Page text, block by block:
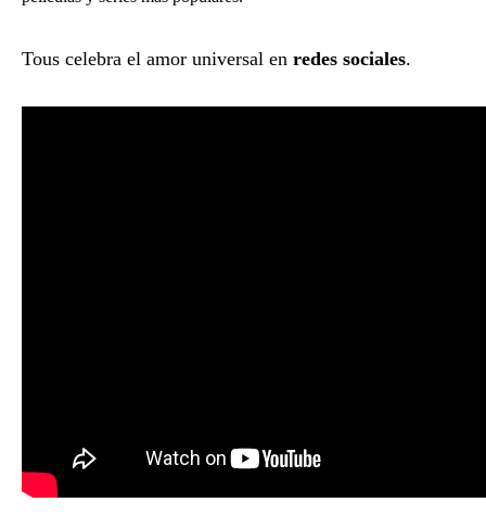
Tous celebra el amor universal en redes sociales.